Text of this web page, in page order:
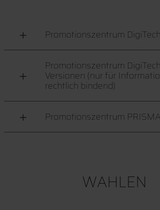
Promotionszentrum DigiTech
Promotionszentrum
Versionen (nur für
rechtlich bindend)
Promotionszentrum
WAHLEN